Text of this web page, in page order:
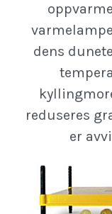
dens
reduseres
er